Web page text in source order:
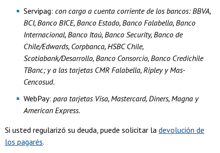
Servipag: con cargo a cuenta corriente de los bancos: BBVA,
BCI, Banco BICE, Banco Estado, Banco Falabella, Banco
Internacional, Banco Itaú, Banco Security, Banco de
Chile/Edwards, Corpbanca, HSBC Chile,
Scotiabank/Desarrollo, Banco Consorcio, Banco Credichile
TBanc; y a las tarjetas CMR Falabella, Ripley y Mas-
Cencosud.
WebPay: para tarjetas Visa, Mastercard, Diners, Magna y
American Express.
Si usted regularizó su deuda, puede solicitar la devolución de
los pagarés.